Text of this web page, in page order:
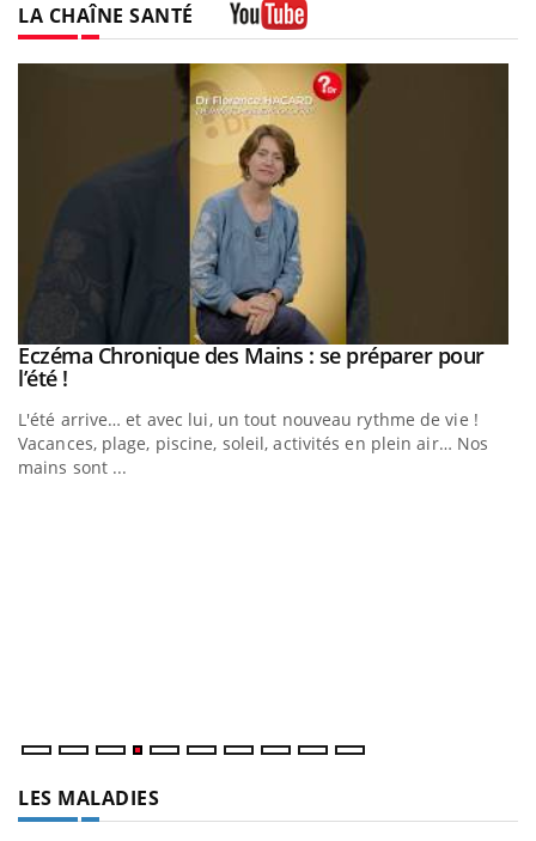
LA CHAÎNE SANTÉ
Youtube
Eczéma Chronique des Mains : se préparer pour
l’été !Youtube
L'été arrive… et avec lui, un tout nouveau rythme de vie !
Vacances, plage, piscine, soleil, activités en plein air… Nos
mains sont ...
Youtube
Diabète & Ramadan 2026Youtube
atteintes de diabète, c'est une période de questions, de
défis, mais ...
LES MALADIES